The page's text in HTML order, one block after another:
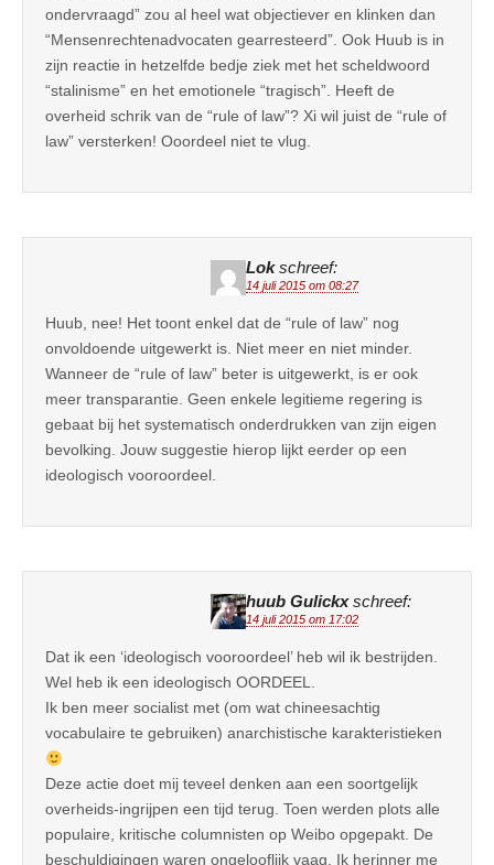
ondervraagd” zou al heel wat objectiever en klinken dan
“Mensenrechtenadvocaten gearresteerd”. Ook Huub is in
zijn reactie in hetzelfde bedje ziek met het scheldwoord
“stalinisme” en het emotionele “tragisch”. Heeft de
overheid schrik van de “rule of law”? Xi wil juist de “rule of
law” versterken! Ooordeel niet te vlug.
Lok schreef:
14 juli 2015 om 08:27
Huub, nee! Het toont enkel dat de “rule of law” nog
onvoldoende uitgewerkt is. Niet meer en niet minder.
Wanneer de “rule of law” beter is uitgewerkt, is er ook
meer transparantie. Geen enkele legitieme regering is
gebaat bij het systematisch onderdrukken van zijn eigen
bevolking. Jouw suggestie hierop lijkt eerder op een
ideologisch vooroordeel.
huub Gulickx schreef:
14 juli 2015 om 17:02
Dat ik een ‘ideologisch vooroordeel’ heb wil ik bestrijden.
Wel heb ik een ideologisch OORDEEL.
Ik ben meer socialist met (om wat chineesachtig
vocabulaire te gebruiken) anarchistische karakteristieken
Deze actie doet mij teveel denken aan een soortgelijk
overheids-ingrijpen een tijd terug. Toen werden plots alle
populaire, kritische columnisten op Weibo opgepakt. De
beschuldigingen waren ongelooflijk vaag. Ik herinner me